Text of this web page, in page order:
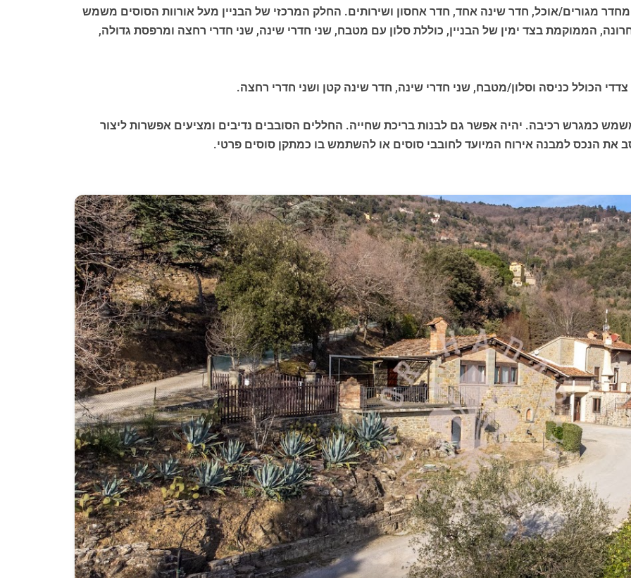
מגורים/אוכל, חדר שינה אחד, חדר אחסון ושירותים. החלק המרכזי של הבניין מעל אורוות הסוסים משמש
הממוקמת בצד ימין של הבניין, כוללת סלון עם מטבח, שני חדרי שינה, שני חדרי רחצה ומרפסת גדולה,
הכולל כניסה וסלון/מטבח, שני חדרי שינה, חדר שינה קטן ושני חדרי רחצה.
כמגרש רכיבה. יהיה אפשר גם לבנות בריכת שחייה. החללים הסובבים נדיבים ומציעים אפשרות ליצור
את הנכס למבנה אירוח המיועד לחובבי סוסים או להשתמש בו כמתקן סוסים פרטי.